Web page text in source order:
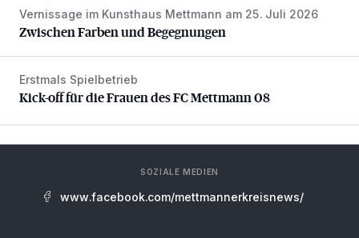
Zwischen Farben und Begegnungen
Vernissage im Kunsthaus Mettmann am 25. Juli 2026
Zwischen Farben und Begegnungen
Kick-off für die Frauen des FC Mettmann 08
Erstmals Spielbetrieb
Kick-off für die Frauen des FC Mettmann 08
SOZIALE MEDIEN
www.facebook.com/mettmannerkreisnews/